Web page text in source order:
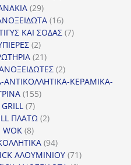
2929
προϊόντα
1616
προϊόντα
ΚΑΙ ΣΟΔΑΣ 77
22
προϊόντα
2121
προϊόντα
22
προϊόντα
ΚΕΡΑΜΙΚΑ-
155155
GRILL 77
προϊόντα
ΠΛΑΤΩ 22
WOK 88
προϊόντα
9494
προϊόντα
ΑΛΟΥΜΙΝΙΟΥ 7171